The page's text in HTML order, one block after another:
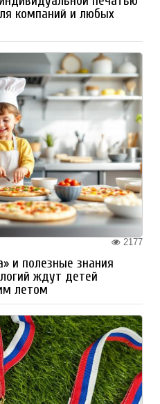
компаний и любых
2177
и полезные знания
ждут детей
летом